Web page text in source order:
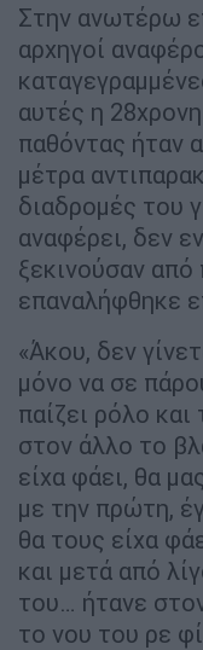
Στην ανωτέρω
αρχηγοί
αυτές η
παθόντας ήταν
μέτρα
διαδρομές του
αναφέρει, δεν
ξεκινούσαν
επαναλήφθηκε
«Άκου, δεν
μόνο να σε
παίζει ρόλο
στον άλλο το
είχα φάει, θα
με την πρώτη,
θα τους είχα
και μετά από
του… ήτανε
το νου του ρε